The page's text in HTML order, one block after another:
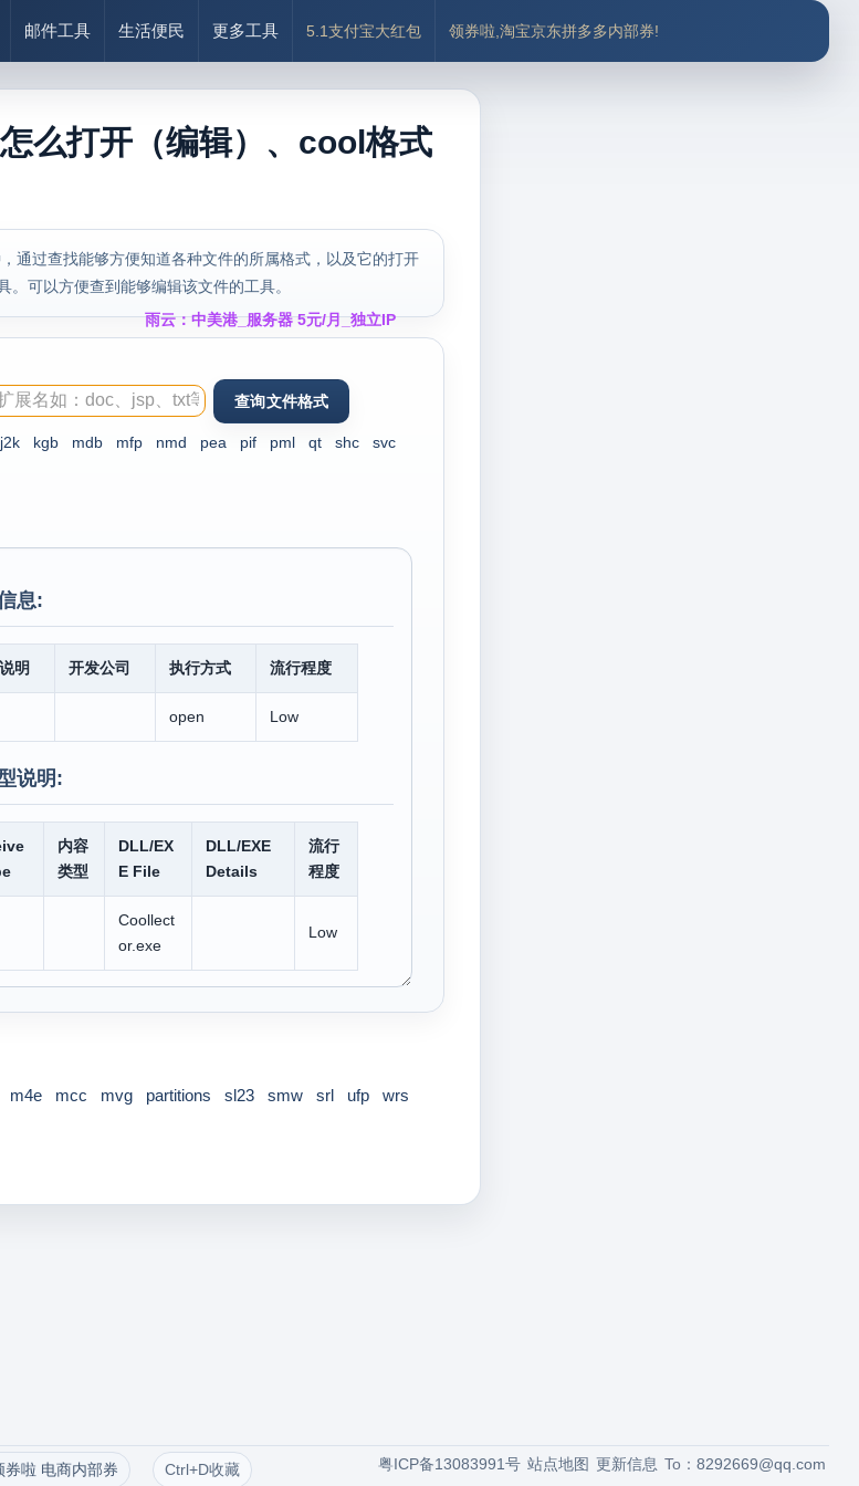
邮件工具 生活便民 更多工具 5.1支付宝大红包 领券啦,淘宝京东拼多多内部券!
么打开（编辑）、cool格式
通过查找能够方便知道各种文件的所属格式，以及它的打开
可以方便查到能够编辑该文件的工具。
雨云：中美港_服务器 5元/月_独立IP
j2k kgb mdb mfp nmd pea pif pml qt shc
svc
息:
明 开发公司 执行方式 流行程度
open Low
说明:
内容
类型
DLL/EX
E File
DLL/EXE
Details
流行
程度
Coollect
or.exe
Low
m4e mcc mvg partitions sl23 smw srl ufp
wrs
券啦 电商内部券 Ctrl+D收藏 To：8292669@qq.com
更新信息
站点地图
粤ICP备13083991号